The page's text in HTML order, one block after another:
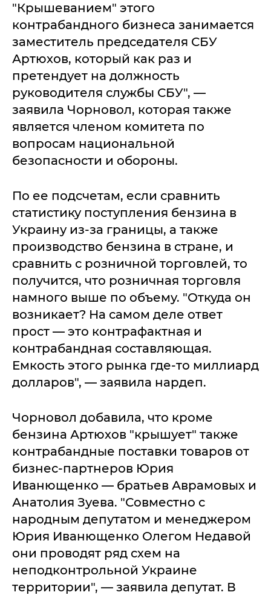
"Крышеванием" этого
контрабандного бизнеса занимается
заместитель председателя СБУ
Артюхов, который как раз и
претендует на должность
руководителя службы СБУ", —
заявила Чорновол, которая также
является членом комитета по
вопросам национальной
безопасности и обороны.
По ее подсчетам, если сравнить
статистику поступления бензина в
Украину из-за границы, а также
производство бензина в стране, и
сравнить с розничной торговлей, то
получится, что розничная торговля
намного выше по объему. "Откуда он
возникает? На самом деле ответ
прост — это контрафактная и
контрабандная составляющая.
Емкость этого рынка где-то миллиард
долларов", — заявила нардеп.
Чорновол добавила, что кроме
бензина Артюхов "крышует" также
контрабандные поставки товаров от
бизнес-партнеров Юрия
Иванющенко — братьев Аврамовых и
Анатолия Зуева. "Совместно с
народным депутатом и менеджером
Юрия Иванющенко Олегом Недавой
они проводят ряд схем на
неподконтрольной Украине
территории", — заявила депутат. В